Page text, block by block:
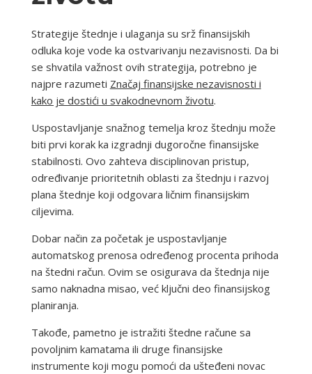
Strategije štednje i ulaganja su srž finansijskih
odluka koje vode ka ostvarivanju nezavisnosti. Da bi
se shvatila važnost ovih strategija, potrebno je
najpre razumeti Značaj finansijske nezavisnosti i
kako je dostići u svakodnevnom životu.
Uspostavljanje snažnog temelja kroz štednju može
biti prvi korak ka izgradnji dugoročne finansijske
stabilnosti. Ovo zahteva disciplinovan pristup,
određivanje prioritetnih oblasti za štednju i razvoj
plana štednje koji odgovara ličnim finansijskim
ciljevima.
Dobar način za početak je uspostavljanje
automatskog prenosa određenog procenta prihoda
na štedni račun. Ovim se osigurava da štednja nije
samo naknadna misao, već ključni deo finansijskog
planiranja.
Takođe, pametno je istražiti štedne račune sa
povoljnim kamatama ili druge finansijske
instrumente koji mogu pomoći da ušteđeni novac